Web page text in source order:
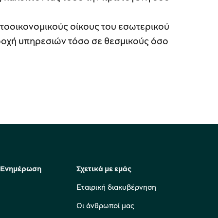
περισσότερα
περισσότερα
οίκους του εσωτερικού
υπηρεσιών τόσο σε θεσμικούς όσο
Σχετικά με εμάς
Εταιρική διακυβέρνηση
Οι άνθρωποί μας